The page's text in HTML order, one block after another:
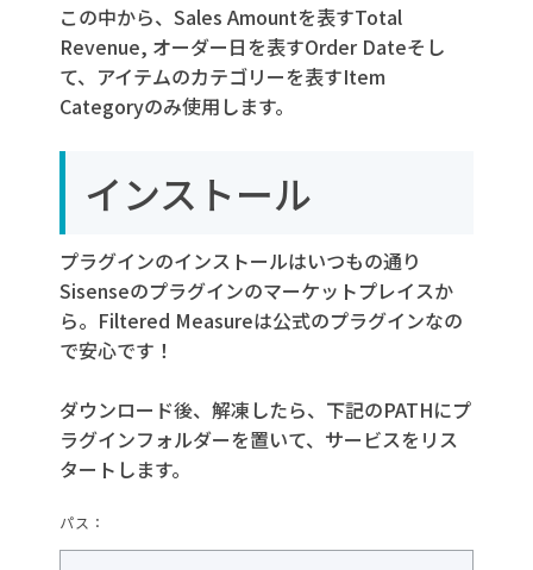
この中から、Sales Amountを表すTotal
Revenue, オーダー日を表すOrder Dateそし
て、アイテムのカテゴリーを表すItem
Categoryのみ使用します。
インストール
プラグインのインストールはいつもの通り
Sisenseのプラグインのマーケットプレイスか
ら。Filtered Measureは公式のプラグインなの
で安心です！
ダウンロード後、解凍したら、下記のPATHにプ
ラグインフォルダーを置いて、サービスをリス
タートします。
パス：